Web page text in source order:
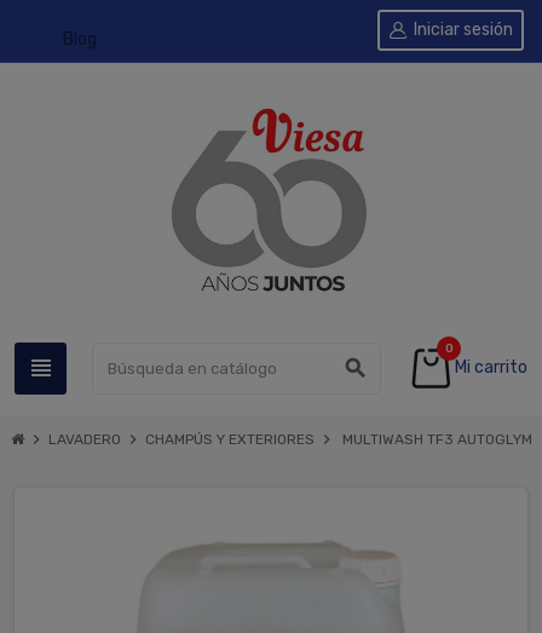
Blog
view_headline search
Iniciar sesión
0
Mi carrito
chevron_right LAVADERO chevron_right CHAMPÚS Y EXTERIORES chevron_right MULTIWASH TF3 AUTOGLYM